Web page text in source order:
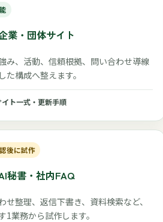
業・団体サイト
み、活動、信頼根拠、問い合わせ導線
た構成へ整えます。
ト一式・更新手順
後に試作
秘書・社内FAQ
せ整理、返信下書き、資料検索など、
1業務から試作します。